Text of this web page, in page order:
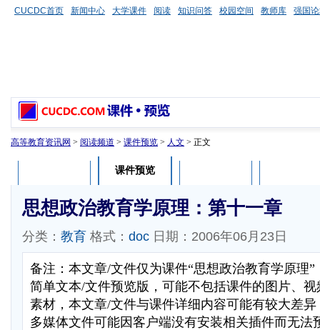
CUCDC首页 新闻中心 大学课件 阅读 知识问答 校园空间 教师库 强国
高等教育资讯网 > 阅读频道 > 课件预览 > 人文 > 正文
课件预览
思想政治教育学原理：第十一章
分类： 教育 格式： doc 日期：2006年06月23日
备注：本文章/文件仅为课件“思想政治教育学原理
简单文本/文件预览版，可能不包括课件的图片、
素材，本文章/文件与课件详细内容可能有较大差
多媒体文件可能因客户端没有安装相关插件而无法